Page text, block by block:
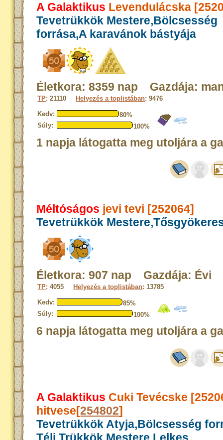
A Galaktikus Levendulácska
Tevetrükkök Mestere,Bölcsesség
forrása,A karavánok bástyája
Életkora: 8359 nap Gazdája:
TP: 21110 Helyezés a toplistában: 9476
Kedv:
80%
Súly:
100%
1 napja látogatta meg utoljára a
Méltóságos jevi tevi [252064]
Tevetrükkök
Életkora: 907 nap Gazdája: Évi
TP: 4055 Helyezés a toplistában: 13785
Kedv:
85%
Súly:
100%
6 napja látogatta meg utoljára a
A Galaktikus Cuki Tevécske
hitvese[254802]
Tevetrükkök Atyja,Bölcsesség